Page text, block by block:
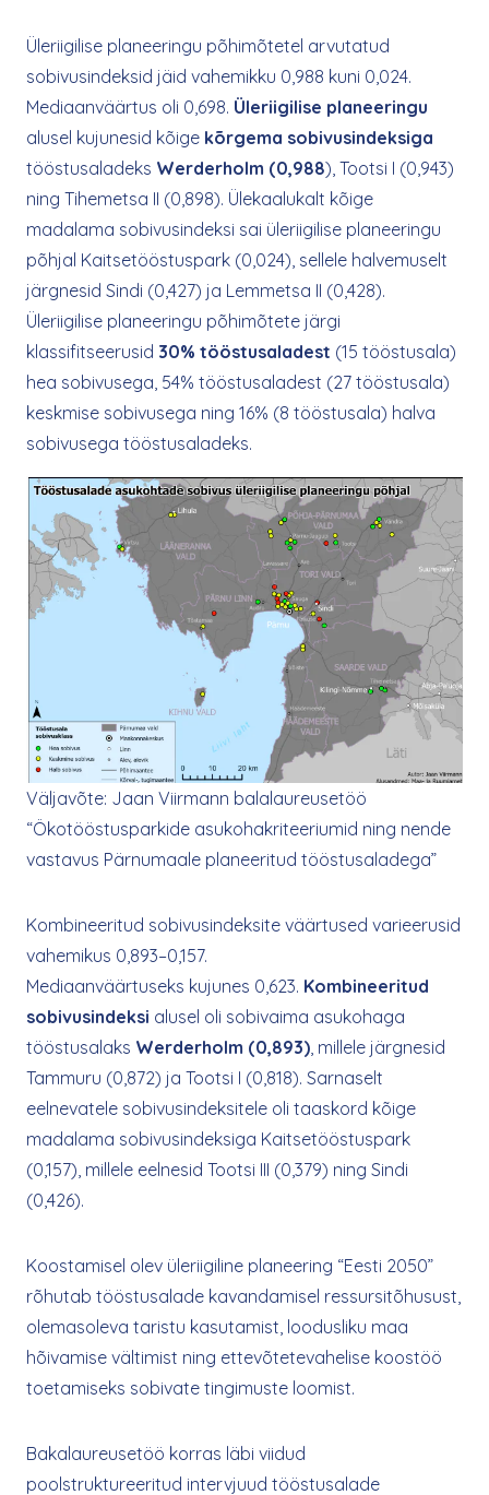
Üleriigilise planeeringu põhimõtetel arvutatud
sobivusindeksid jäid vahemikku 0,988 kuni 0,024.
Mediaanväärtus oli 0,698. Üleriigilise planeeringu
alusel kujunesid kõige kõrgema sobivusindeksiga
tööstusaladeks Werderholm (0,988), Tootsi I (0,943)
ning Tihemetsa II (0,898). Ülekaalukalt kõige
madalama sobivusindeksi sai üleriigilise planeeringu
põhjal Kaitsetööstuspark (0,024), sellele halvemuselt
järgnesid Sindi (0,427) ja Lemmetsa II (0,428).
Üleriigilise planeeringu põhimõtete järgi
klassifitseerusid 30% tööstusaladest (15 tööstusala)
hea sobivusega, 54% tööstusaladest (27 tööstusala)
keskmise sobivusega ning 16% (8 tööstusala) halva
sobivusega tööstusaladeks.
Väljavõte: Jaan Viirmann balalaureusetöö
“Ökotööstusparkide asukohakriteeriumid ning nende
vastavus Pärnumaale planeeritud tööstusaladega”
Kombineeritud sobivusindeksite väärtused varieerusid
vahemikus 0,893–0,157.
Mediaanväärtuseks kujunes 0,623. Kombineeritud
sobivusindeksi alusel oli sobivaima asukohaga
tööstusalaks Werderholm (0,893), millele järgnesid
Tammuru (0,872) ja Tootsi I (0,818). Sarnaselt
eelnevatele sobivusindeksitele oli taaskord kõige
madalama sobivusindeksiga Kaitsetööstuspark
(0,157), millele eelnesid Tootsi III (0,379) ning Sindi
(0,426).
Koostamisel olev üleriigiline planeering “Eesti 2050”
rõhutab tööstusalade kavandamisel ressursitõhusust,
olemasoleva taristu kasutamist, loodusliku maa
hõivamise vältimist ning ettevõtetevahelise koostöö
toetamiseks sobivate tingimuste loomist.
Bakalaureusetöö korras läbi viidud
poolstruktureeritud intervjuud tööstusalade